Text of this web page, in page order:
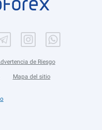
de Riesgo
Mapa del sitio